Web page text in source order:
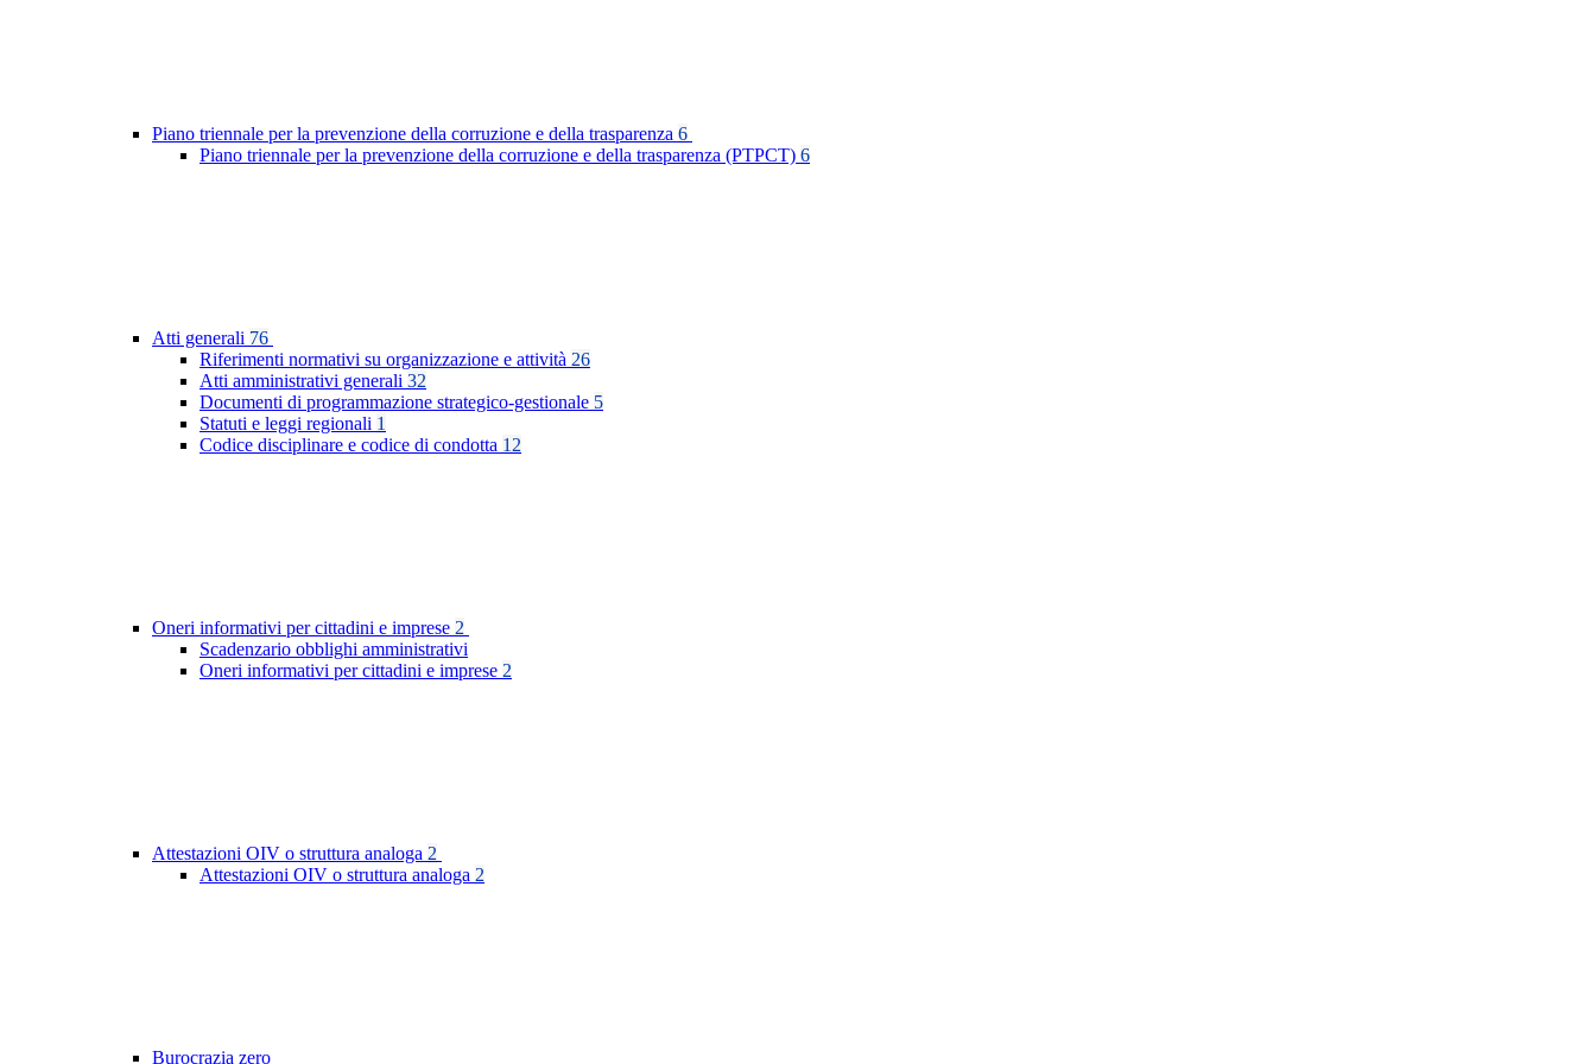
Piano triennale per la prevenzione della corruzione e della trasparenza 6
Piano triennale per la prevenzione della corruzione e della trasparenza (PTPCT) 6
Atti generali 76
Riferimenti normativi su organizzazione e attività 26
Atti amministrativi generali 32
Documenti di programmazione strategico-gestionale 5
Statuti e leggi regionali 1
Codice disciplinare e codice di condotta 12
Oneri informativi per cittadini e imprese 2
Scadenzario obblighi amministrativi
Oneri informativi per cittadini e imprese 2
Attestazioni OIV o struttura analoga 2
Attestazioni OIV o struttura analoga 2
Burocrazia zero